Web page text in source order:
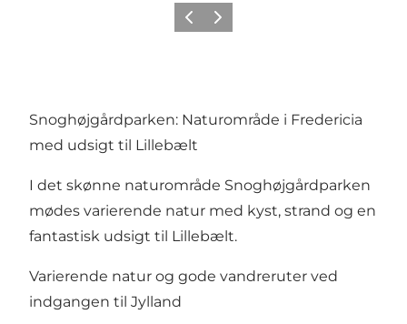
ForrigeNæste
Snoghøjgårdparken: Naturområde i Fredericia
med udsigt til Lillebælt
I det skønne naturområde Snoghøjgårdparken
mødes varierende natur med kyst, strand og en
fantastisk udsigt til Lillebælt.
Varierende natur og gode vandreruter ved
indgangen til Jylland